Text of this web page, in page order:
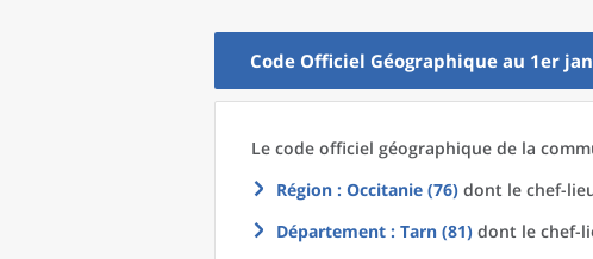
Code Officiel Géographique au 1er
Le code officiel géographique de la
Région : Occitanie (76) dont le chef-
Département : Tarn (81) dont le chef-